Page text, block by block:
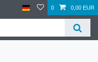
0 0,00 EUR